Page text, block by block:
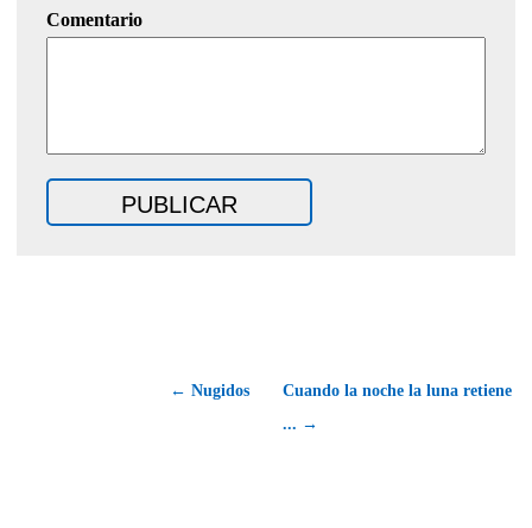
Comentario
← Nugidos
Cuando la noche la luna retiene
... →